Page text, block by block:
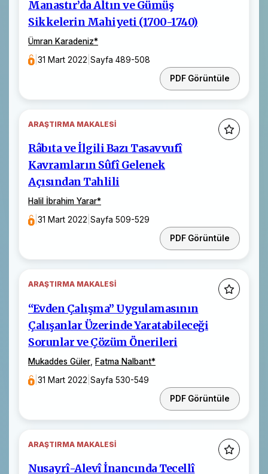
Manastır’da Altın ve Gümüş
Sikkelerin Mahiyeti (1700-1740)
Ümran Karadeniz*
|31 Mart 2022 |Sayfa 489-508
PDF Görüntüle
ARAŞTIRMA MAKALESI
Râbıta ve İlgili Bazı Tasavvufî
Kavramların Sûfî Gelenek
Açısından Tahlili
Halil İbrahim Yarar*
|31 Mart 2022 |Sayfa 509-529
PDF Görüntüle
ARAŞTIRMA MAKALESI
“Evden Çalışma” Uygulamasının
Çalışanlar Üzerinde Yaratabileceği
Sorunlar ve Çözüm Önerileri
Mukaddes Güler Fatma Nalbant*
|31 Mart 2022 |Sayfa 530-549
PDF Görüntüle
ARAŞTIRMA MAKALESI
Nusayrî-Alevî İnancında Tecellî